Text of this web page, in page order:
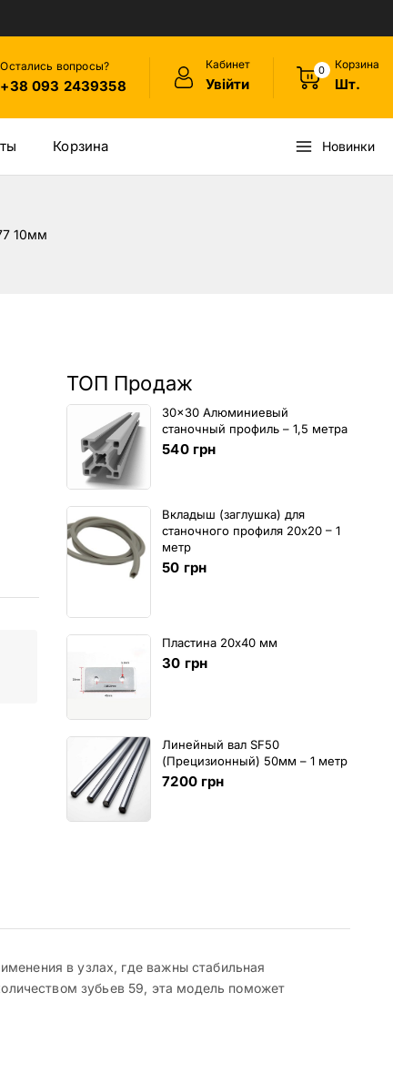
Остались вопросы?
+38 093 2439358
Кабинет
Увійти
0 Корзина
Шт.
Корзина Новинки
10мм
ТОП Продаж
30x30 Алюминиевый
станочный профиль – 1,5 метра
540 грн
Вкладыш (заглушка) для
станочного профиля 20х20 – 1
метр
50 грн
Пластина 20х40 мм
30 грн
Линейный вал SF50
(Прецизионный) 50мм – 1 метр
7200 грн
в узлах, где важны стабильная
зубьев 59, эта модель поможет